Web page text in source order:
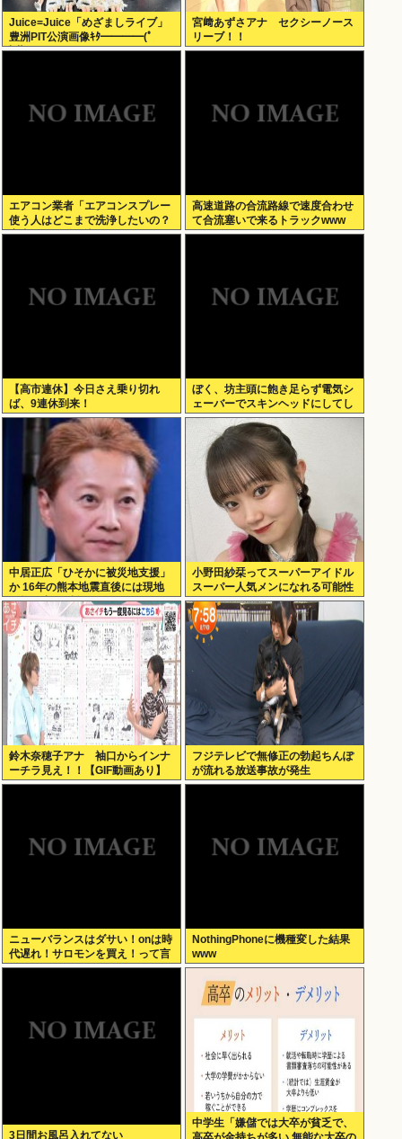
Juice=Juice「めざましライブ」
豊洲PIT公演画像ｷﾀ━━━━(ﾟ
∀ﾟ)━━━━!!
宮﨑あずさアナ セクシーノース
リーブ！！
エアコン業者「エアコンスプレー
使う人はどこまで洗浄したいの？
室内に風を送り込んでるファンは
高速道路の合流路線で速度合わせ
て合流塞いで来るトラックwww
【高市連休】今日さえ乗り切れ
ば、9連休到来！
ぼく、坊主頭に飽き足らず電気シ
ェーバーでスキンヘッドにしてし
まう
中居正広「ひそかに被災地支援」
か 16年の熊本地震直後には現地
で炊き出し “誰にも知られなくて
良い”と、強まる福祉活動への思
い
小野田紗栞ってスーパーアイドル
スーパー人気メンになれる可能性
あったよな？
鈴木奈穂子アナ 袖口からインナ
ーチラ見え！！【GIF動画あり】
フジテレビで無修正の勃起ちんぽ
が流れる放送事故が発生
ニューバランスはダサい！onは時
代遅れ！サロモンを買え！って言
われたから買ったんやが
NothingPhoneに機種変した結果
www
3日間お風呂入れてない
中学生「嫌儲では大卒が貧乏で、